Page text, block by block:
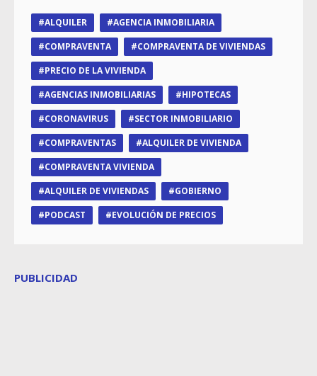
ALQUILER
AGENCIA INMOBILIARIA
COMPRAVENTA
COMPRAVENTA DE VIVIENDAS
PRECIO DE LA VIVIENDA
AGENCIAS INMOBILIARIAS
HIPOTECAS
CORONAVIRUS
SECTOR INMOBILIARIO
COMPRAVENTAS
ALQUILER DE VIVIENDA
COMPRAVENTA VIVIENDA
ALQUILER DE VIVIENDAS
GOBIERNO
PODCAST
EVOLUCIÓN DE PRECIOS
PUBLICIDAD